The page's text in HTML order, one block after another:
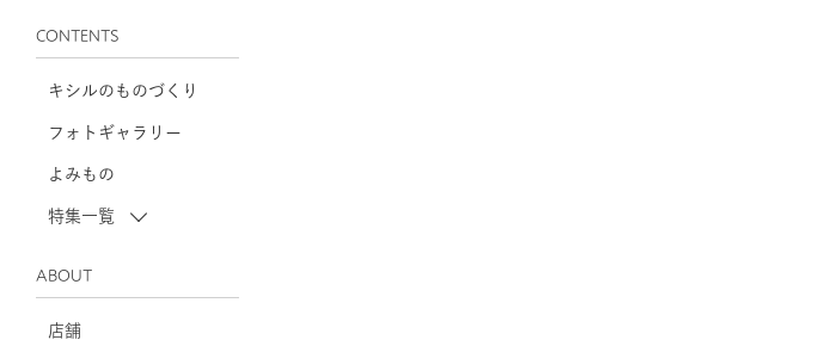
CONTENTS
キシルのものづくり
フォトギャラリー
よみもの
特集一覧
ABOUT
店舗